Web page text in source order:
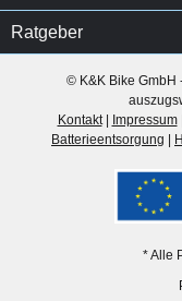
Ratgeber
© K&K Bike GmbH
Kontakt| Impressum|
Batterieentsorgung
* Alle